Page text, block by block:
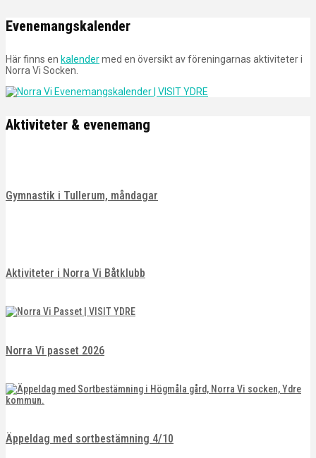
Evenemangskalender
Här finns en kalendermed en översikt av föreningarnas aktiviteter i
Norra Vi Socken.
Aktiviteter & evenemang
Gymnastik i Tullerum, måndagar
Aktiviteter i Norra Vi Båtklubb
Norra Vi passet 2026
Äppeldag med sortbestämning 4/10